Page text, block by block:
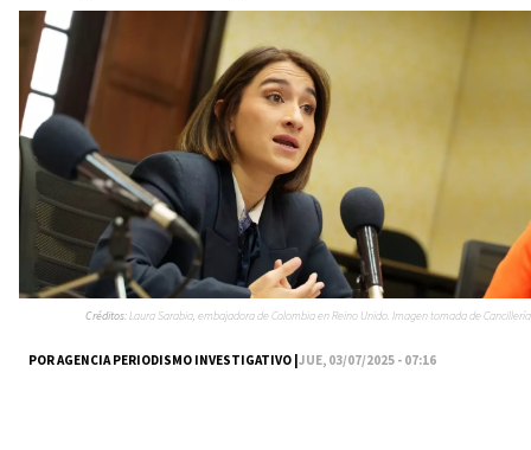
POR AGENCIA PERIODISMO INVESTIGATIVO |JUE, 03/07/2025 - 07:16
Créditos:Laura Sarabia, embajadora de Colombia en Reino Unido. Imagen tomada de Cancillería